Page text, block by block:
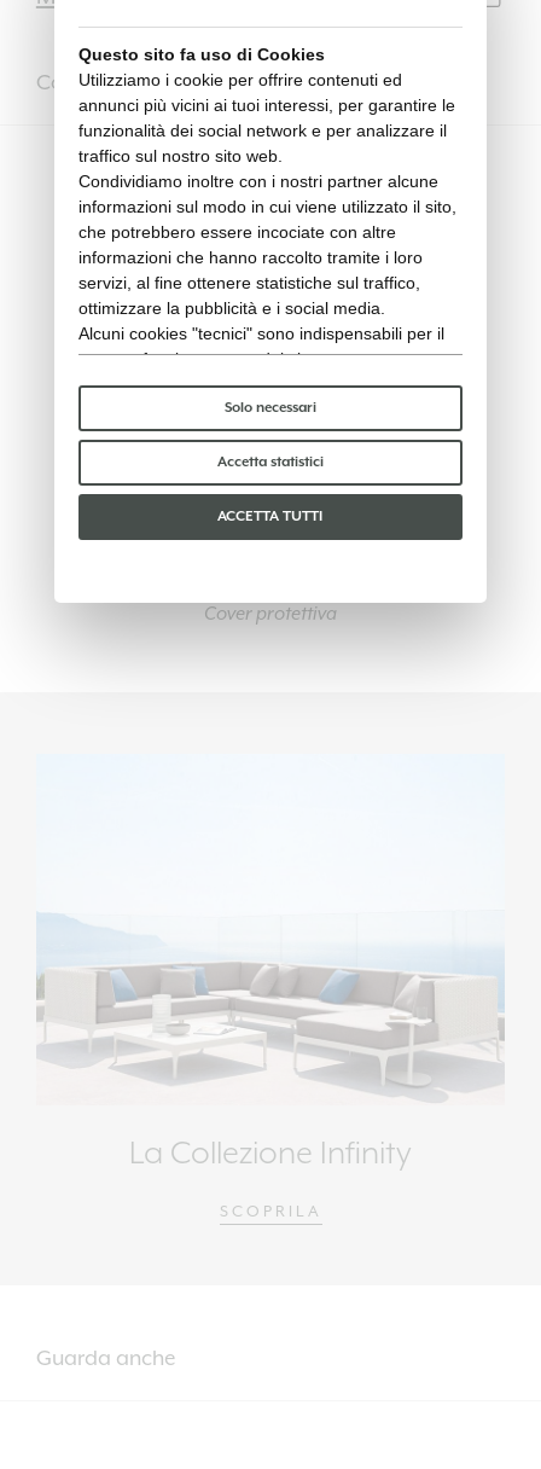
Completalo con
INFINITY - Tavolino basso
rettangolare 120x90 (cover
Cover protettiva
La Collezione Infinity
SCOPRILA
Guarda anche
Questo sito fa uso di Cookies
Utilizziamo i cookie per offrire contenuti ed
annunci più vicini ai tuoi interessi, per garantire le
funzionalità dei social network e per analizzare il
traffico sul nostro sito web.
Condividiamo inoltre con i nostri partner alcune
informazioni sul modo in cui viene utilizzato il sito,
che potrebbero essere incociate con altre
informazioni che hanno raccolto tramite i loro
servizi, al fine ottenere statistiche sul traffico,
ottimizzare la pubblicità e i social media.
Alcuni cookies "tecnici" sono indispensabili per il
corretto funzionamento del sito e non trattano o
condividono con terzi alcun dato personale. Per
saperne di più puoi consultare la nostra
policy.
Per favore, scegli quali cookie accettare:
Solo necessari
Accetta statistici
ACCETTA TUTTI